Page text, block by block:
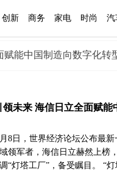
创新 商务 家电 时尚 汽
能中国制造向数字化转
领未来 海信日立全面赋
8日，世界经济论坛公布最
领军者，海信日立赫然上榜
“灯塔工厂”，备受瞩目。 “